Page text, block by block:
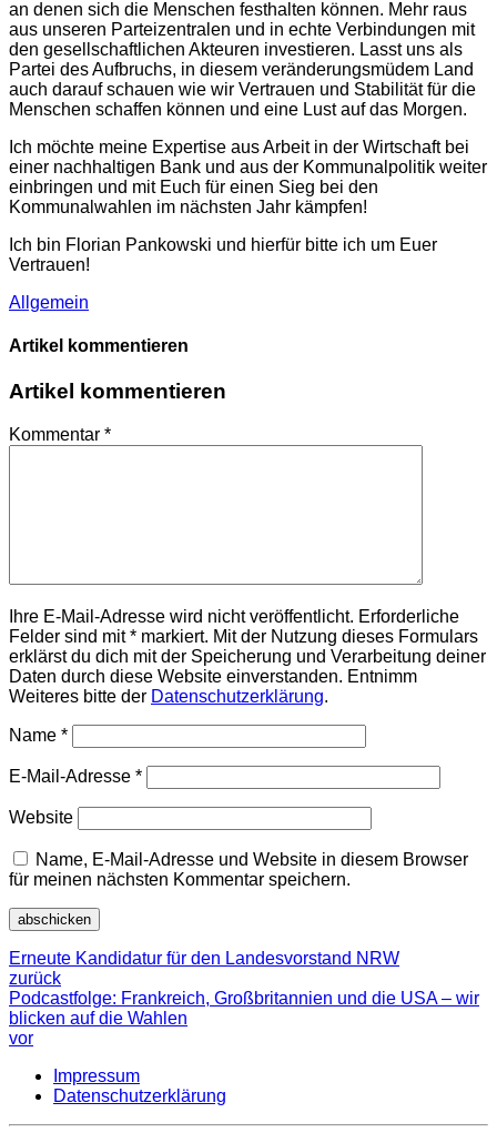
an denen sich die Menschen festhalten können. Mehr raus
aus unseren Parteizentralen und in echte Verbindungen mit
den gesellschaftlichen Akteuren investieren. Lasst uns als
Partei des Aufbruchs, in diesem veränderungsmüdem Land
auch darauf schauen wie wir Vertrauen und Stabilität für die
Menschen schaffen können und eine Lust auf das Morgen.
Ich möchte meine Expertise aus Arbeit in der Wirtschaft bei
einer nachhaltigen Bank und aus der Kommunalpolitik weiter
einbringen und mit Euch für einen Sieg bei den
Kommunalwahlen im nächsten Jahr kämpfen!
Ich bin Florian Pankowski und hierfür bitte ich um Euer
Vertrauen!
Allgemein
Artikel kommentieren
Artikel kommentieren
Kommentar *
Ihre E-Mail-Adresse wird nicht veröffentlicht. Erforderliche
Felder sind mit * markiert. Mit der Nutzung dieses Formulars
erklärst du dich mit der Speicherung und Verarbeitung deiner
Daten durch diese Website einverstanden. Entnimm
Weiteres bitte der Datenschutzerklärung.
Name *
E-Mail-Adresse *
Website
Name, E-Mail-Adresse und Website in diesem Browser
für meinen nächsten Kommentar speichern.
Erneute Kandidatur für den Landesvorstand NRW
zurück
Podcastfolge: Frankreich, Großbritannien und die USA – wir
blicken auf die Wahlen
vor
Impressum
Datenschutzerklärung